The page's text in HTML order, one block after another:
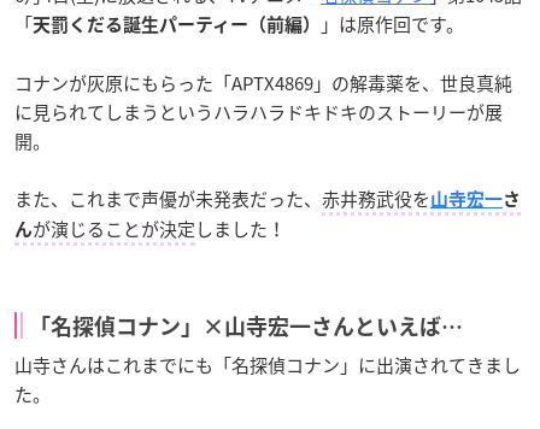
「天罰くだる誕生パーティー（前編） 」は原作回です。
コナンが灰原にもらった「APTX4869」の解毒薬を、世良真純
に見られてしまうというハラハラドキドキのストーリーが展
開。
また、これまで声優が未発表だった、 赤井務武役を 山寺宏一さ
んが演じることが決定しました！
「名探偵コナン」×山寺宏一さんといえば…
山寺さんはこれまでにも「名探偵コナン」に出演されてきまし
た。